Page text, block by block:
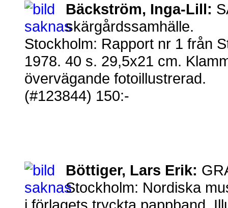
Bäckström, Inga-Lill:
skärgårdssamhälle.
Stockholm: Rapport nr 1 från
1978. 40 s. 29,5x21 cm.
övervägande fotoillustrerad.
(#123844) 150:-
Böttiger, Lars Erik:
Stockholm: Nordiska